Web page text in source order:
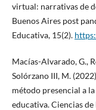
virtual: narrativas de
Buenos Aires post
Educativa, 15(2).
Macías-Alvarado, G.,
Solórzano III, M.
método presencial a
educativa. Ciencias